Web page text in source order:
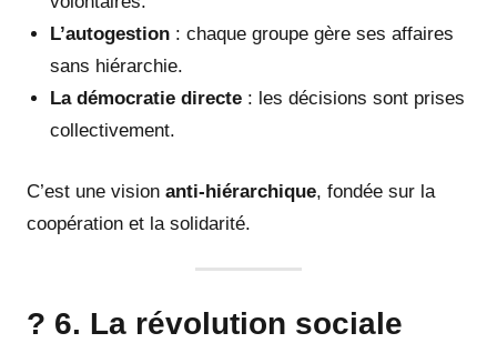
L’autogestion : chaque groupe gère ses affaires
sans hiérarchie.
La démocratie directe : les décisions sont prises
collectivement.
C’est une vision anti-hiérarchique, fondée sur la
coopération et la solidarité.
? 6. La révolution sociale